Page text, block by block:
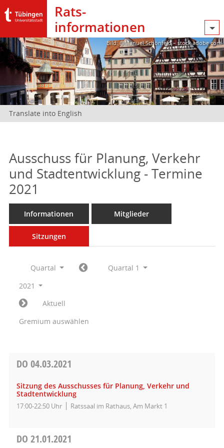
Rats­
informationen
Bild: @Manuel Schönfeld – stock.adobe.com
Translate into English
Ausschuss für Planung, Verkehr
und Stadtentwicklung - Termine
2021
Informationen Mitglieder
Sitzungen
Quartal
Quartal 1
2021
Aktuell
Gremium auswählen
DO 04.03.2021
Sitzung des Ausschusses für Planung, Verkehr und
Stadtentwicklung
17:00-22:50 Uhr Ratssaal im Rathaus, Am Markt 1
DO 21.01.2021